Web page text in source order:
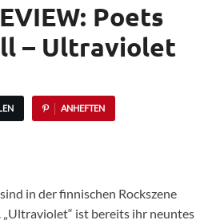
Poets
– Ultraviolet
ANHEFTEN
in der finnischen Rockszene
„Ultraviolet“ ist bereits ihr neuntes